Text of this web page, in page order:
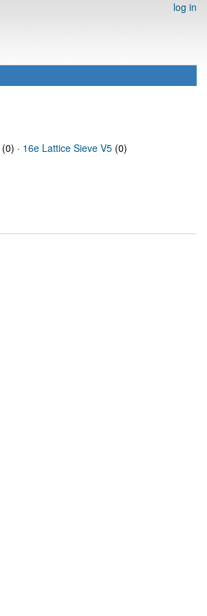
log in
(0) · 16e Lattice Sieve V5 (0)